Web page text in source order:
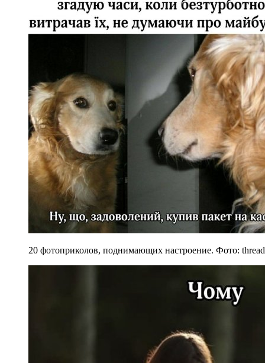
20 фотоприколов, поднимающих настроение. Фото: